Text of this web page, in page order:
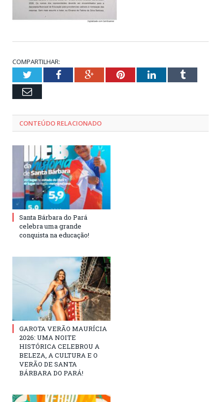
COMPARTILHAR:
TwitterFacebookGoogle+PinterestLinkedInTumblr
Email
CONTEÚDO RELACIONADO
Santa Bárbara do Pará
celebra uma grande
conquista na educação!
GAROTA VERÃO MAURÍCIA
2026: UMA NOITE
HISTÓRICA CELEBROU A
BELEZA, A CULTURA E O
VERÃO DE SANTA
BÁRBARA DO PARÁ!